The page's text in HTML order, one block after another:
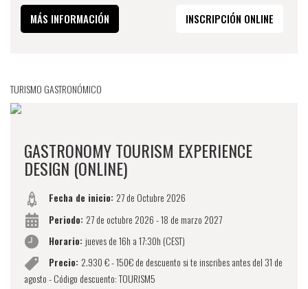
MÁS INFORMACIÓN INSCRIPCIÓN ONLINE
TURISMO GASTRONÓMICO
GASTRONOMY TOURISM EXPERIENCE
DESIGN (ONLINE)
Fecha de inicio: 27 de Octubre 2026
Periodo: 27 de octubre 2026 - 18 de marzo 2027
Horario: jueves de 16h a 17:30h (CEST)
Precio: 2.930 € - 150€ de descuento si te inscribes antes del 31 de
agosto - Código descuento: TOURISM5